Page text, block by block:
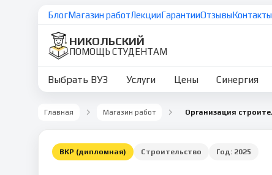
БлогМагазин работЛекцииГарантииОтзывыКонтакты
НИКОЛЬСКИЙ
ПОМОЩЬ СТУДЕНТАМ
Выбрать ВУЗ Услуги Цены Синергия
Главная Магазин работ
ВКР (дипломная) Строительство Год: 2025